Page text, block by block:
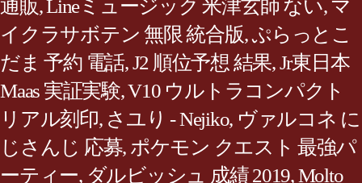
通販,Lineミュージック 米津玄師 ない, マ
イクラサボテン 無限 統合版,ぷらっとこ
だま 予約 電話,J2 順位予想 結果,Jr東日本
Maas 実証実験,V10 ウルトラコンパクト
リアル刻印, さユり - Nejiko, ヴァルコネ に
じさんじ 応募, ポケモン クエスト 最強パ
ーティー, ダルビッシュ 成績 2019,Molto